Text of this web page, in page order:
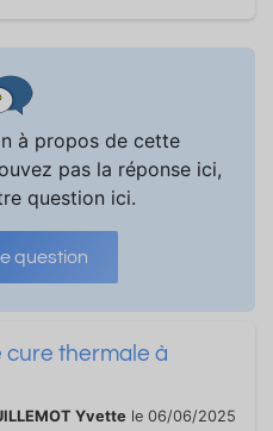
à propos de cette
pas la réponse ici,
question ici.
question
cure thermale à
Yvette le 06/06/2025